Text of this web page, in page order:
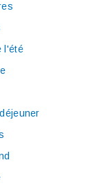
l'été